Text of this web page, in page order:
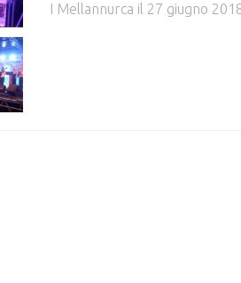
I Mellannurca il 27 giugno